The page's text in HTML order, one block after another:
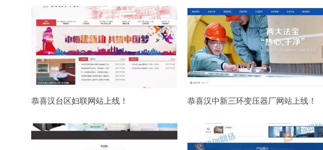
恭喜汉台区妇联网站上线！ 恭喜汉中新三环变压器厂网站上线！